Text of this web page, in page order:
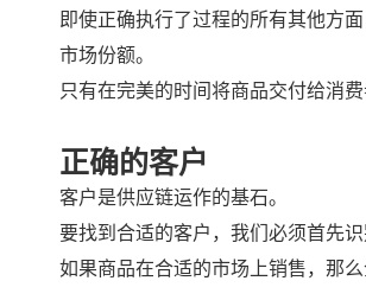
即使正确执行了过程的所有其他方
市场份额。
只有在完美的时间将商品交付给消
正确的客户
客户是供应链运作的基石。
要找到合适的客户，我们必须首先
如果商品在合适的市场上销售，那